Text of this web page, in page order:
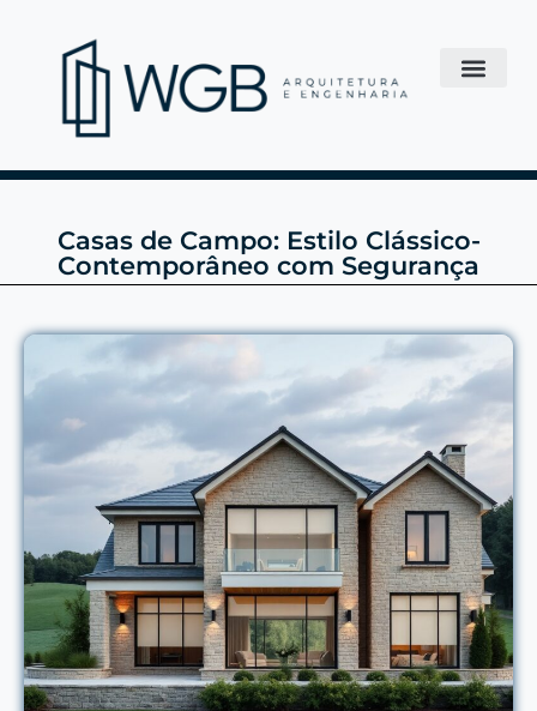
Casas de Campo: Estilo Clássico-
Contemporâneo com Segurança